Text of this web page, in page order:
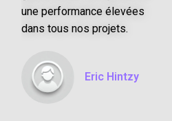
une performance élevées
dans tous nos projets.
Eric Hintzy